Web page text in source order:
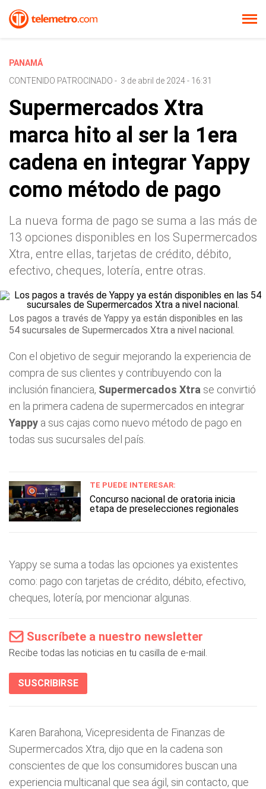
PANAMÁ
CONTENIDO PATROCINADO - 3 de abril de 2024 - 16:31
Supermercados Xtra
marca hito al ser la 1era
cadena en integrar Yappy
como método de pago
La nueva forma de pago se suma a las más de
13 opciones disponibles en los Supermercados
Xtra, entre ellas, tarjetas de crédito, débito,
efectivo, cheques, lotería, entre otras.
Los pagos a través de Yappy ya están disponibles en las
54 sucursales de Supermercados Xtra a nivel nacional.
Con el objetivo de seguir mejorando la experiencia de
compra de sus clientes y contribuyendo con la
inclusión financiera, Supermercados Xtra se convirtió
en la primera cadena de supermercados en integrar
Yappy a sus cajas como nuevo método de pago en
todas sus sucursales del país.
TE PUEDE INTERESAR:
Concurso nacional de oratoria inicia
etapa de preselecciones regionales
Yappy se suma a todas las opciones ya existentes
como: pago con tarjetas de crédito, débito, efectivo,
cheques, lotería, por mencionar algunas.
Suscríbete a nuestro newsletter
Recibe todas las noticias en tu casilla de e-mail.
SUSCRIBIRSE
Karen Barahona, Vicepresidenta de Finanzas de
Supermercados Xtra, dijo que en la cadena son
conscientes de que los consumidores buscan una
experiencia multicanal que sea ágil, sin contacto, que